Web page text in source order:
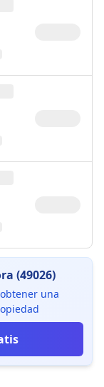
(49026)
una